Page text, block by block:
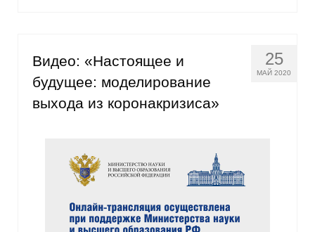
25
МАЙ 2020
Видео: «Настоящее и
будущее: моделирование
выхода из коронакризиса»